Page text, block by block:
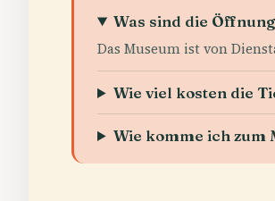
Was sind die
Das Museum ist von
Wie viel kosten die
Wie komme ich zum